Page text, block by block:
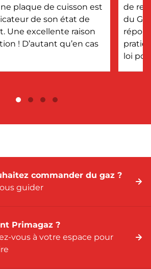
plaque de cuisson est
de son état de
Une excellente raison
! D’autant qu’en cas
de
du
loi
commander du gaz ?
guider
Primagaz ?
vous à votre espace pour